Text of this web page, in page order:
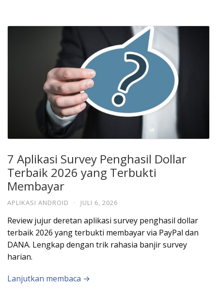
7 Aplikasi Survey Penghasil Dollar
Terbaik 2026 yang Terbukti
Membayar
APLIKASI ANDROID · JULI 6, 2026
Review jujur deretan aplikasi survey penghasil dollar
terbaik 2026 yang terbukti membayar via PayPal dan
DANA. Lengkap dengan trik rahasia banjir survey
harian.
Lanjutkan membaca →